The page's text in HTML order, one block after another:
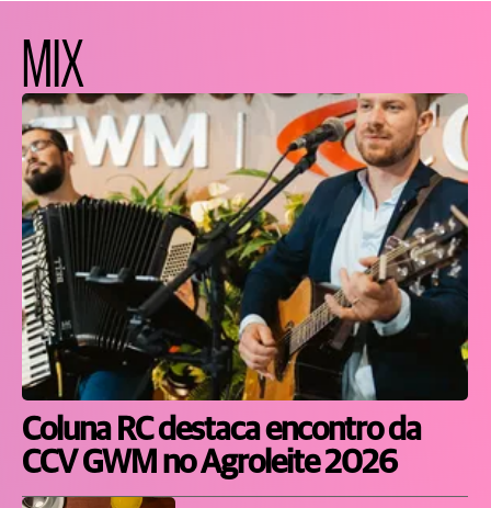
MIX
Coluna RC destaca encontro da
CCV GWM no Agroleite 2026